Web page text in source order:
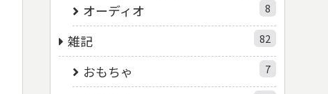
オーディオ 8
雑記 82
おもちゃ 7